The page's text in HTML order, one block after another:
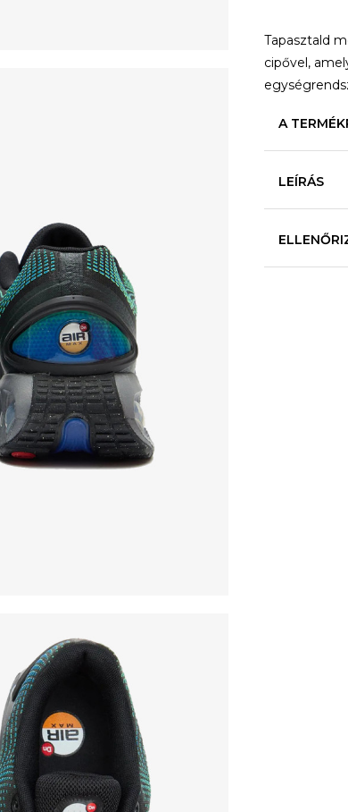
Tapasztald
cipővel,
A
LEÍRÁS